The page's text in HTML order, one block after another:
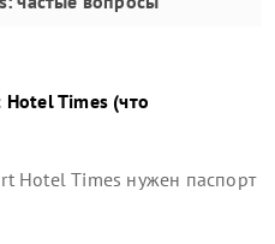
Hotel Times (что
Hotel Times нужен паспорт